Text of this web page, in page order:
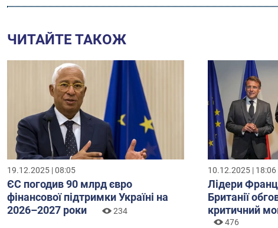
ЧИТАЙТЕ ТАКОЖ
19.12.2025 | 08:05
ЄС погодив 90 млрд євро
фінансової підтримки Україні на
2026–2027 роки
234
10.12.2025 | 18:06
Лідери
Британії
критичний
476